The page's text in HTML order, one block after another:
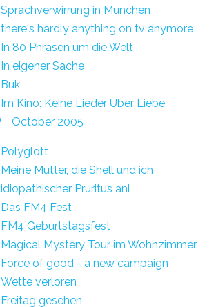
Sprachverwirrung in München
there's hardly anything on tv anymore
In 80 Phrasen um die Welt
In eigener Sache
Buk
Im Kino: Keine Lieder Über Liebe
October 2005
Polyglott
Meine Mutter, die Shell und ich
idiopathischer Pruritus ani
Das FM4 Fest
FM4 Geburtstagsfest
Magical Mystery Tour im Wohnzimmer
Force of good - a new campaign
Wette verloren
Freitag gesehen